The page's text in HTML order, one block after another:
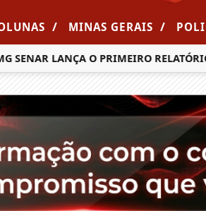
/ MINAS GERAIS /
LANÇA O PRIMEIRO RELATÓRIO